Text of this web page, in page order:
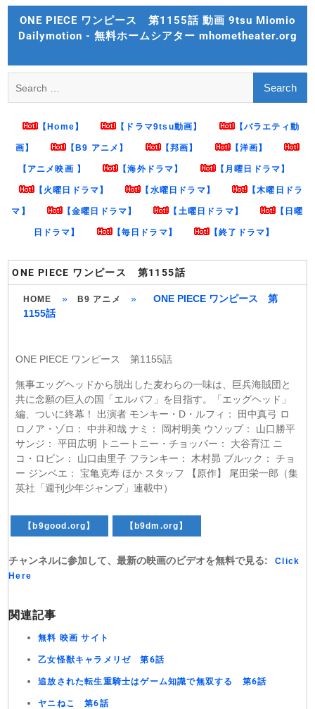
Skip
content
ONE PIECE ワンピース 第1155話 動画 9tsu Miomio
Dailymotion - 無料ホームシアター mhometheater.org
for:
【Home】 【ドラマ9tsu動画】 【バラエティ動
画】 【B9 アニメ】 【邦画】 【洋画】
【アニメ映画 】 【海外ドラマ】 【月曜日ドラマ】
【火曜日ドラマ】 【水曜日ドラマ】 【木曜日ドラ
マ】 【金曜日ドラマ】 【土曜日ドラマ】 【日曜
日ドラマ】 【毎日ドラマ】 【終了ドラマ】
ONE PIECE ワンピース 第1155話
HOME » B9 アニメ »
ONE PIECE ワンピース 第
1155話
ONE PIECE ワンピース 第1155話
無事エッグヘッドから脱出した麦わらの一味は、巨兵海賊団と
共に念願の巨人の国「エルバフ」を目指す。「エッグヘッド」
編、ついに終幕！ 出演者 モンキー・D・ルフィ： 田中真弓 ロ
ロノア・ゾロ： 中井和哉 ナミ： 岡村明美 ウソップ： 山口勝平
サンジ： 平田広明 トニートニー・チョッパー： 大谷育江 ニ
コ・ロビン： 山口由里子 フランキー： 木村昴 ブルック： チョ
ー ジンベエ： 宝亀克寿 ほか スタッフ 【原作】 尾田栄一郎（集
英社「週刊少年ジャンプ」連載中）
【b9good.org】 【b9dm.org】
チャンネルに参加して、最新の映画のビデオを無料で見る:
Click
Here
関連記事
無料 映画 サイト
乙女怪獣キャラメリゼ 第6話
追放された転生重騎士はゲーム知識で無双する 第6話
ヤニねこ 第6話